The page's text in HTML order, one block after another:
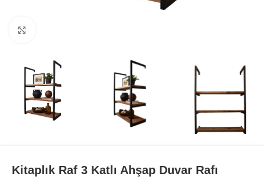
Kitaplık Raf 3 Katlı Ahşap Duvar Rafı